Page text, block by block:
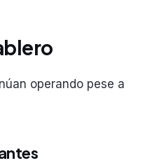
operando pese a